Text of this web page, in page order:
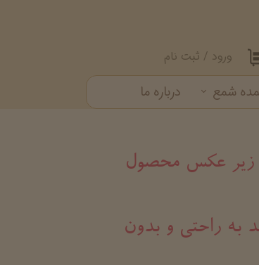
ورود / ثبت نام
حساب کاربری من
خروج از حساب کاربری
شمع درباره ما
زیر عکس محصول
به راحتی و بدون